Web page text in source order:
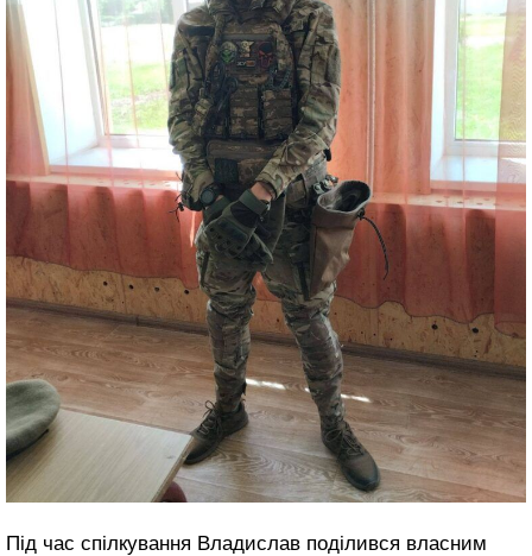
Під час спілкування Владислав поділився власним